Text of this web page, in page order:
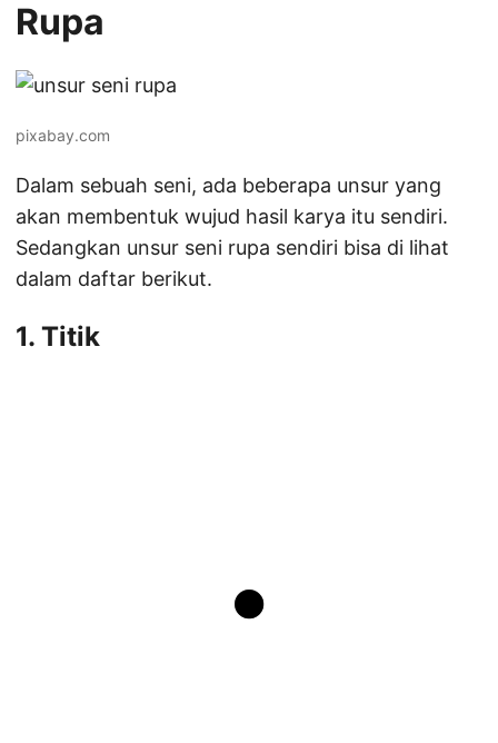
Rupa
pixabay.com
Dalam sebuah seni, ada beberapa unsur yang
akan membentuk wujud hasil karya itu sendiri.
Sedangkan unsur seni rupa sendiri bisa di lihat
dalam daftar berikut.
1. Titik